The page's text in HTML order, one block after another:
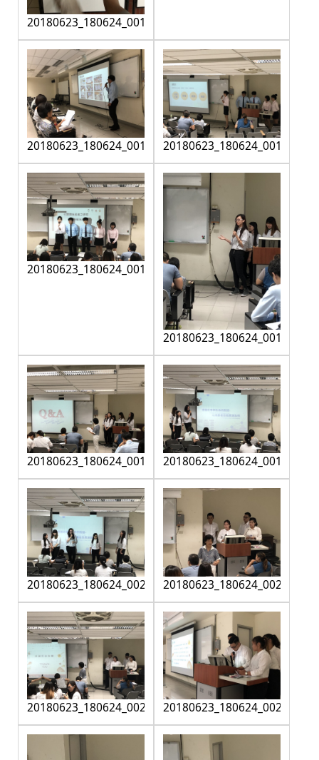
20180623_180624_0011
20180623_180624_0013 20180623_180624_0014
20180623_180624_0015
20180623_180624_0016
20180623_180624_0017 20180623_180624_0019
20180623_180624_0020 20180623_180624_0021
20180623_180624_0022 20180623_180624_0023